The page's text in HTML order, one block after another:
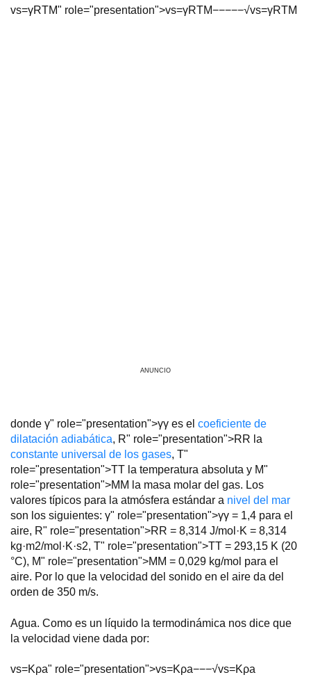
vs=γRTM" role="presentation">vs=γRTM−−−−−√vs=γRTM
ANUNCIO
donde γ" role="presentation">γγ es el coeficiente de
dilatación adiabática, R" role="presentation">RR la
constante universal de los gases, T"
role="presentation">TT la temperatura absoluta y M"
role="presentation">M M la masa molar del gas. Los
valores típicos para la atmósfera estándar a nivel del mar
son los siguientes: γ" role="presentation">γγ = 1,4 para el
aire, R" role="presentation">RR = 8,314 J/mol·K = 8,314
kg·m2/mol·K·s2, T" role="presentation">TT = 293,15 K (20
°C), M" role="presentation">M M = 0,029 kg/mol para el
aire. Por lo que la velocidad del sonido en el aire da del
orden de 350 m/s.
Agua. Como es un líquido la termodinámica nos dice que
la velocidad viene dada por:
vs=Kρa" role="presentation">vs=Kρa−−−√vs=Kρa